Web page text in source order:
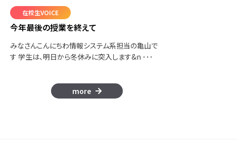
在校生VOICE
今年最後の授業を終えて
みなさんこんにちわ情報システム系担当の亀山で
す 学生は、明日から冬休みに突入します&n ･･･
more